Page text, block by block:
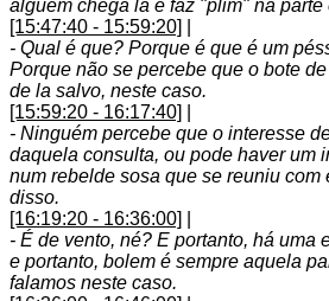
alguém chega lá e faz "plim" na parte
[15:47:40 - 15:59:20]
- Qual é que? Porque é que é um
Porque não se percebe que o bote
de la salvo, neste caso.
[15:59:20 - 16:17:40]
- Ninguém percebe que o interesse
daquela consulta, ou pode haver um
num rebelde sosa que se reuniu com
disso.
[16:19:20 - 16:36:00]
- É de vento, né? E portanto, há uma
e portanto, bolem é sempre aquela
falamos neste caso.